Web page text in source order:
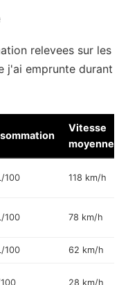
relevees sur les
j'ai emprunte durant
Vitesse
moyenne
100 118 km/h
100 78 km/h
100 62 km/h
28 km/h